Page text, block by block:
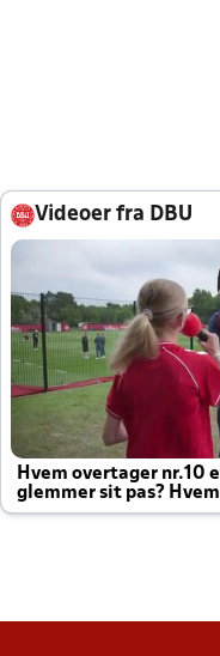
Videoer fra DBU
Hvem overtager nr.10
glemmer sit pas?
altid til efter kampe?